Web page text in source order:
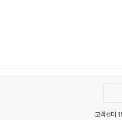
고객센터